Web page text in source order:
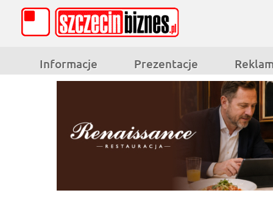
Informacje Prezentacje